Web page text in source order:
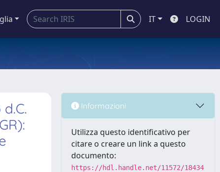
IT LOGIN
Informazioni
Utilizza questo identificativo per
citare o creare un link a questo
documento:
https://hdl.handle.net/11572/18434